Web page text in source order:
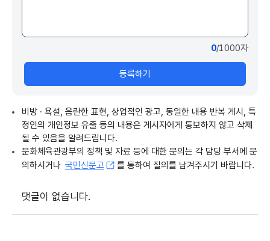
0/1000자
등록하기
비방 · 욕설, 음란한 표현, 상업적인 광고, 동일한 내용 반복 게시, 특
정인의 개인정보 유출 등의 내용은 게시자에게 통보하지 않고 삭제
될 수 있음을 알려드립니다.
문화체육관광부의 정책 및 자료 등에 대한 문의는 각 담당 부서에 문
의하시거나 국민신문고 를 통하여 질의를 남겨주시기 바랍니다.
댓글이 없습니다.